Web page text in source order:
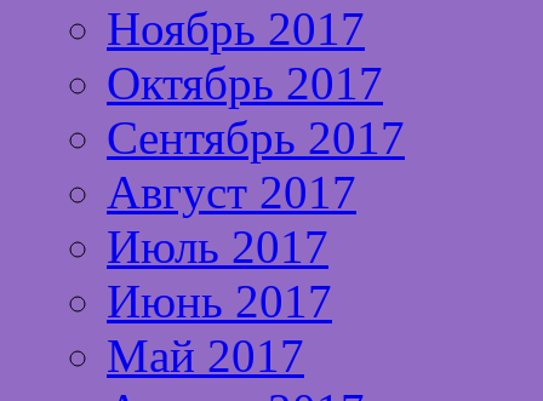
Ноябрь 2017
Октябрь 2017
Сентябрь 2017
Август 2017
Июль 2017
Июнь 2017
Май 2017